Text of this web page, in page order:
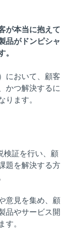
が本当に抱えて
品がドンピシャ
において、顧客
かつ解決するに
ます。
検証を行い、顧
題を解決する方
意見を集め、顧
品やサービス開
。